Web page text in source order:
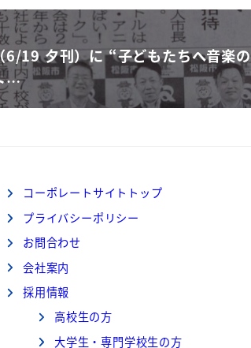
6/19 夕刊）に “子どもたちへ音楽の
…
コーポレートサイトトップ
プライバシーポリシー
お問合わせ
会社案内
採用情報
高校生の方
大学生・専門学校生の方